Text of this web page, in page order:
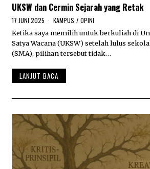
UKSW dan Cermin Sejarah yang Retak
17 JUNI 2025
J
U
N
2
0
2
KAMPUS / OPINI
Ketika saya memilih untuk berkuliah di
Satya Wacana (UKSW) setelah lulus
(SMA), pilihan tersebut tidak…
LANJUT BACA